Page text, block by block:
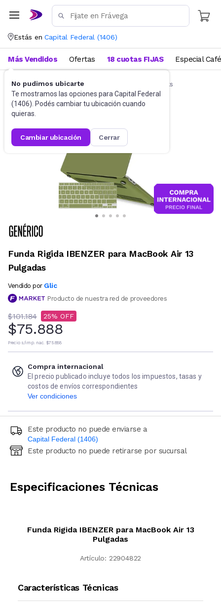
Estás en Capital Federal (1406)
No pudimos ubicarte
Te mostramos las opciones para Capital Federal
(1406). Podés cambiar tu ubicación cuando
quieras.
cambiar ubicación cerrar
Más Vendidos Ofertas 18 cuotas FIJAS Especial Café
Accesorios de Informática Funda Notebooks
Funda Rigida IBENZER para MacBook Air 13
Pulgadas
Vendido por Glic
Producto de nuestra red de proveedores
$101.184 25
$75.888
Precio s/imp. nac. $75.888
Compra internacional
El precio publicado incluye todos los impuestos, tasas y
costos de envíos correspondientes
Ver condiciones
Este producto no puede enviarse a
Capital Federal (1406)
Ingresá código postal (sólo números)
Este producto no puede retirarse por sucursal
Especificaciones Técnicas
Funda Rigida IBENZER para MacBook Air 13
Pulgadas
Artículo: 22904822
Características Técnicas